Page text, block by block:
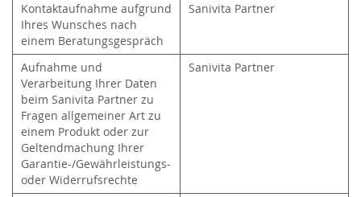
Kontaktaufnahme aufgrund
Ihres Wunsches nach
einem Beratungsgespräch
Sanivita Partner
Aufnahme und
Verarbeitung Ihrer Daten
beim Sanivita Partner zu
Fragen allgemeiner Art zu
einem Produkt oder zur
Geltendmachung Ihrer
Garantie-/Gewährleistungs-
oder Widerrufsrechte
Sanivita Partner